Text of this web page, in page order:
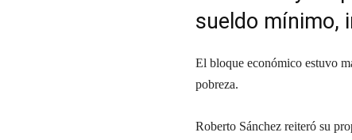
sueldo mínimo,
El bloque económico estuvo
pobreza.
Roberto Sánchez reiteró su